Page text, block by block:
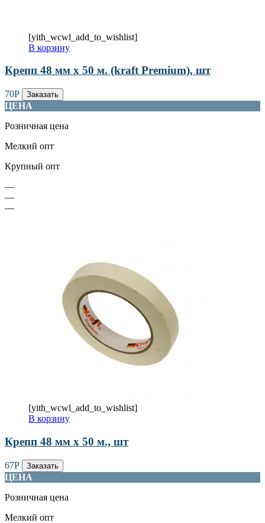
[yith_wcwl_add_to_wishlist]
В корзину
Крепп 48 мм х 50 м. (kraft Premium), шт
70Р Заказать
ЦЕНА
Розничная цена
Мелкий опт
Крупный опт
—
—
—
[yith_wcwl_add_to_wishlist]
В корзину
Крепп 48 мм х 50 м., шт
67Р Заказать
ЦЕНА
Розничная цена
Мелкий опт